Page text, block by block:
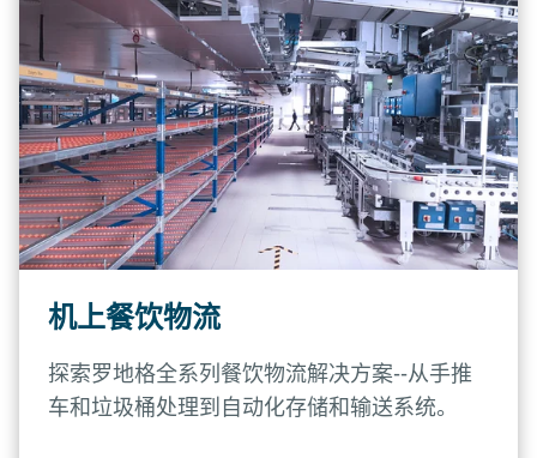
机上餐饮物流
探索罗地格全系列餐饮物流解决方案--从手推
车和垃圾桶处理到自动化存储和输送系统。